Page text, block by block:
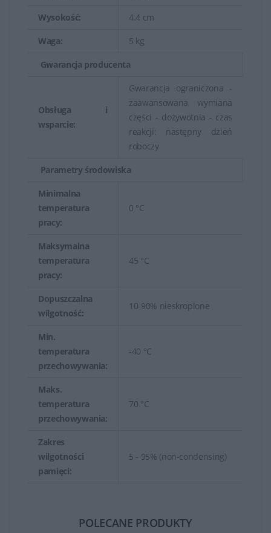
Wysokość: 4.4 cm
Waga: 5 kg
Gwarancja producenta
Obsługa i
wsparcie:
Gwarancja ograniczona -
zaawansowana wymiana
części - dożywotnia - czas
reakcji: następny dzień
roboczy
Parametry środowiska
Minimalna
temperatura
pracy:
0 °C
Maksymalna
temperatura
pracy:
45 °C
Dopuszczalna
wilgotność:
10-90% nieskroplone
Min.
temperatura
przechowywania:
-40 °C
Maks.
temperatura
przechowywania:
70 °C
Zakres
wilgotności
pamięci:
5 - 95% (non-condensing)
POLECANE PRODUKTY